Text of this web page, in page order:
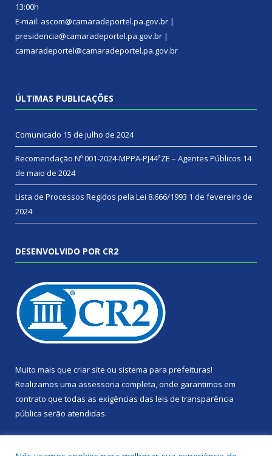
13:00h
E-mail: ascom@camaradeportel.pa.gov.br |
presidencia@camaradeportel.pa.gov.br |
camaradeportel@camaradeportel.pa.gov.br
ÚLTIMAS PUBLICAÇÕES
Comunicado 15 de julho de 2024
Recomendação Nº 001-2024-MPPA-PJ44ªZE – Agentes Públicos 14
de maio de 2024
Lista de Processos Regidos pela Lei 8.666/1993 1 de fevereiro de
2024
DESENVOLVIDO POR CR2
Muito mais que criar site ou sistema para prefeituras!
Realizamos uma assessoria completa, onde garantimos em
contrato que todas as exigências das leis de transparência
pública serão atendidas.